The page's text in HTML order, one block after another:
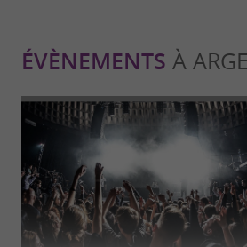
ÉVÈNEMENTS À